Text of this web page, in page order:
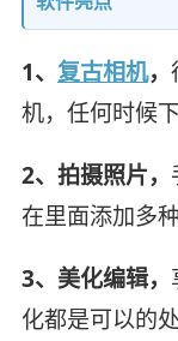
1、 复古相机，
机，任何时候
2、拍摄照片，
在里面添加多
3、美化编辑，
化都是可以的